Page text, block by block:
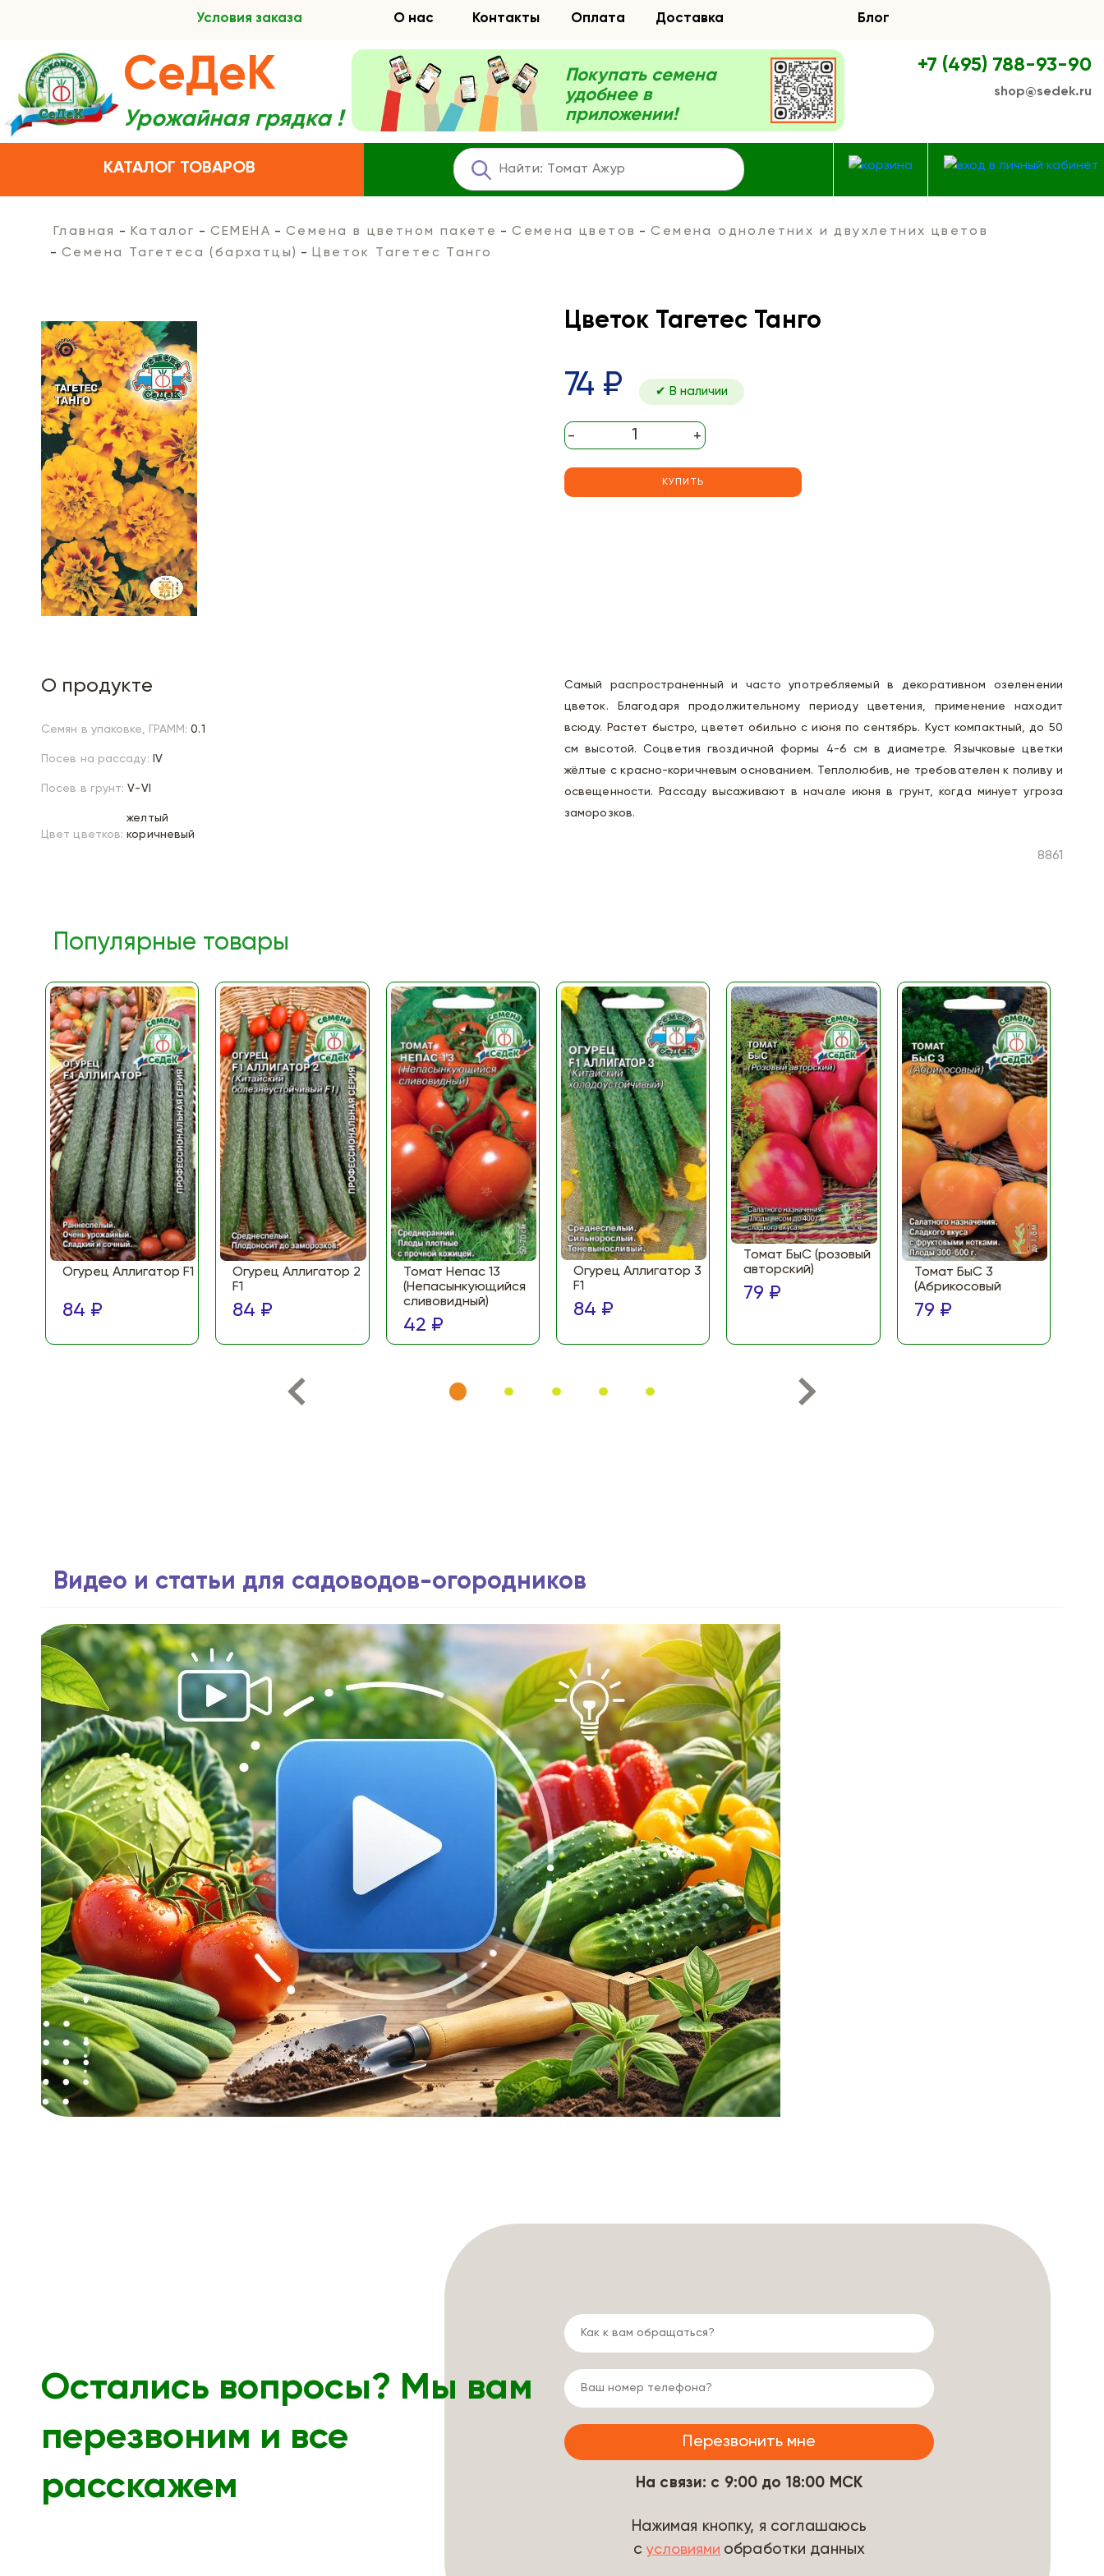
Условия заказа О нас Контакты Оплата Доставка Блог
КАТАЛОГ ТОВАРОВ
СеДеК
Урожайная грядка !
Покупать семена
удобнее в
приложении!
+7 (495) 788-93-90
shop@sedek.ru
Главная Каталог СЕМЕНА Семена в цветном пакете Семена цветов
Семена однолетних и двухлетних цветов
Семена Тагетеса (бархатцы)
Цветок Тагетес Танго
Цветок Тагетес Танго
74 ₽ ✔ В наличии
- +
КУПИТЬ
О продукте
Семян в упаковке, ГРАММ: 0.1
Посев на рассаду: IV
Посев в грунт: V-VI
Цвет цветков:
желтый
коричневый
Самый распространенный и часто употребляемый в декоративном озеленении
цветок. Благодаря продолжительному периоду цветения, применение находит
всюду. Растет быстро, цветет обильно с июня по сентябрь. Куст компактный, до 50
см высотой. Соцветия гвоздичной формы 4-6 см в диаметре. Язычковые цветки
жёлтые с красно-коричневым основанием. Теплолюбив, не требователен к поливу и
освещенности. Рассаду высаживают в начале июня в грунт, когда минует угроза
заморозков.
8861
Популярные товары
Огурец Аллигатор F1
84 ₽
Огурец Аллигатор 2
F1
84 ₽
Томат Непас 13
(Непасынкующийся
сливовидный)
42 ₽
Огурец Аллигатор 3
F1
84 ₽
Томат БыС (розовый
авторский)
79 ₽
Томат БыС 3
(Абрикосовый
79 ₽
Видео и статьи для садоводов-огородников
Остались вопросы? Мы вам
перезвоним и все
расскажем
На связи: с 9:00 до 18:00 МСК
Нажимая кнопку, я соглашаюсь
с условиями обработки данных